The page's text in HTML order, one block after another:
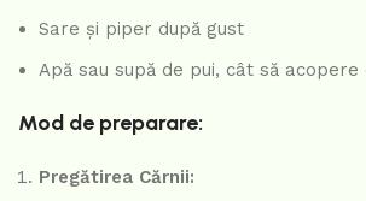
Sare și piper după gust
Apă sau supă de pui, cât să acopere
Mod de preparare:
Pregătirea Cărnii: